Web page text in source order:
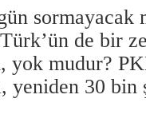
sormayacak
de bir
yok mudur?
yeniden 30 bin